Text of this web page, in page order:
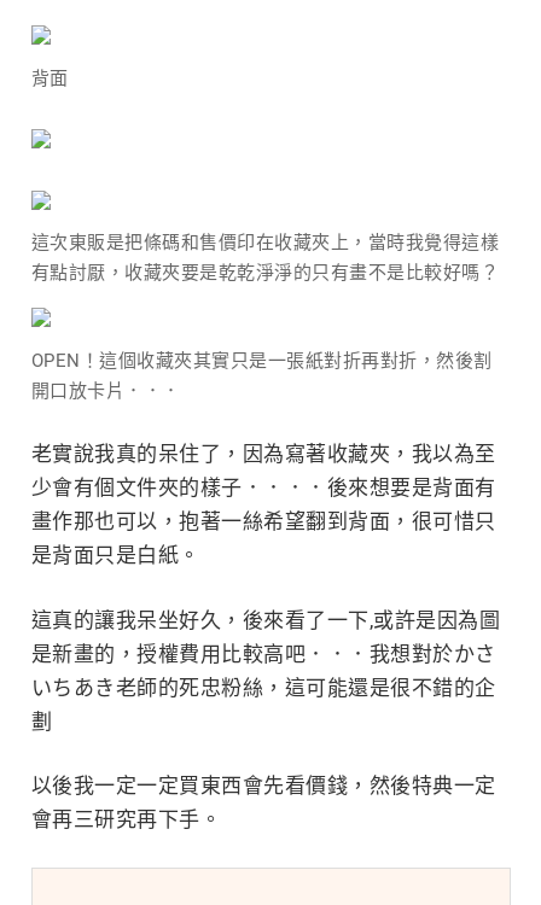
背面
這次東販是把條碼和售價印在收藏夾上，當時我覺得這樣
有點討厭，收藏夾要是乾乾淨淨的只有畫不是比較好嗎？
OPEN！這個收藏夾其實只是一張紙對折再對折，然後割
開口放卡片．．．
老實說我真的呆住了，因為寫著收藏夾，我以為至
少會有個文件夾的樣子．．．．後來想要是背面有
畫作那也可以，抱著一絲希望翻到背面，很可惜只
是背面只是白紙。
這真的讓我呆坐好久，後來看了一下,或許是因為圖
是新畫的，授權費用比較高吧．．．我想對於かさ
いちあき老師的死忠粉絲，這可能還是很不錯的企
劃
以後我一定一定買東西會先看價錢，然後特典一定
會再三研究再下手。